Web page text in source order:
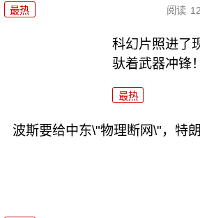
最热 阅读
科幻片照进了
驮着武器冲锋！
最热
波斯要给中东\"物理断网\"，特